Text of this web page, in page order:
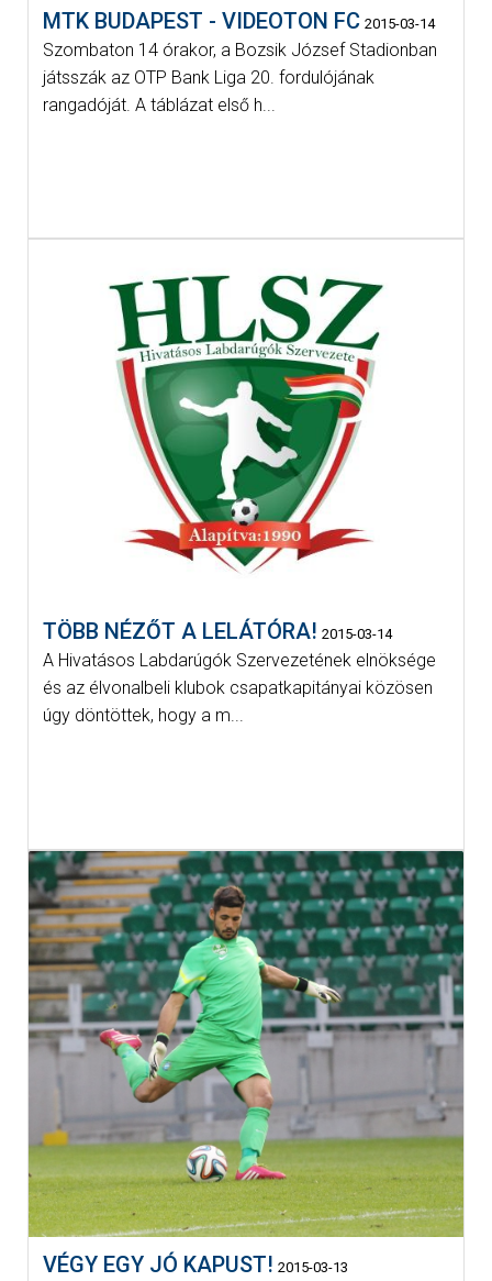
MTK BUDAPEST - VIDEOTON FC 2015-03-14
Szombaton 14 órakor, a Bozsik József Stadionban
játsszák az OTP Bank Liga 20. fordulójának
rangadóját. A táblázat első h...
TÖBB NÉZŐT A LELÁTÓRA! 2015-03-14
A Hivatásos Labdarúgók Szervezetének elnöksége
és az élvonalbeli klubok csapatkapitányai közösen
úgy döntöttek, hogy a m...
VÉGY EGY JÓ KAPUST! 2015-03-13